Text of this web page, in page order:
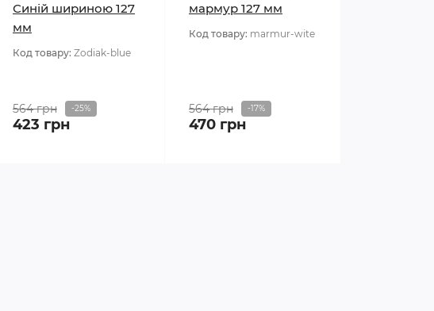
Синій шириною 127
мм
Код товару: Zodiak-blue
564 грн -25%
423 грн
мармур 127 мм
Код товару: marmur-wite
564 грн -17%
470 грн